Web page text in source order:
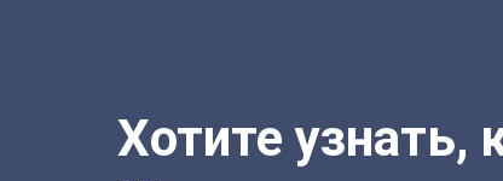
Хотите узнать,